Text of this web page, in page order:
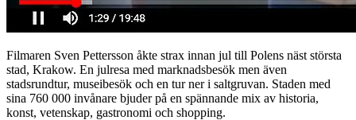
Filmaren Sven Pettersson åkte strax innan jul till Polens näst största
stad, Krakow. En julresa med marknadsbesök men även
stadsrundtur, museibesök och en tur ner i saltgruvan. Staden med
sina 760 000 invånare bjuder på en spännande mix av historia,
konst, vetenskap, gastronomi och shopping.